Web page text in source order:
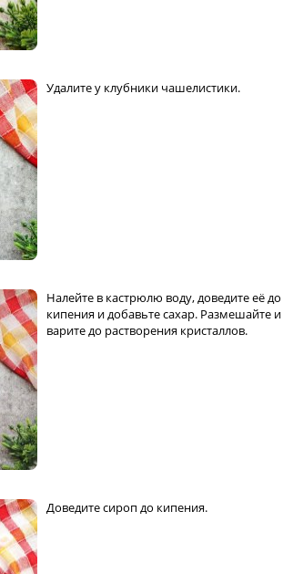
Удалите у клубники чашелистики.
Налейте в кастрюлю воду, доведите её до
кипения и добавьте сахар. Размешайте и
варите до растворения кристаллов.
Доведите сироп до кипения.